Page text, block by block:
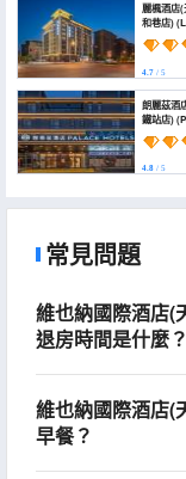
麗楓酒店(
和巷店) (Lavande Hotel
(Tianjin
Minhe
4.7 / 5
朗麗茲酒
鐵站店) (Palace Hotel
(Tianjin
Subway
4.8 / 5
常見問題
維也納國際酒店(
退房時間是什麼？
維也納國際酒店(
早餐？